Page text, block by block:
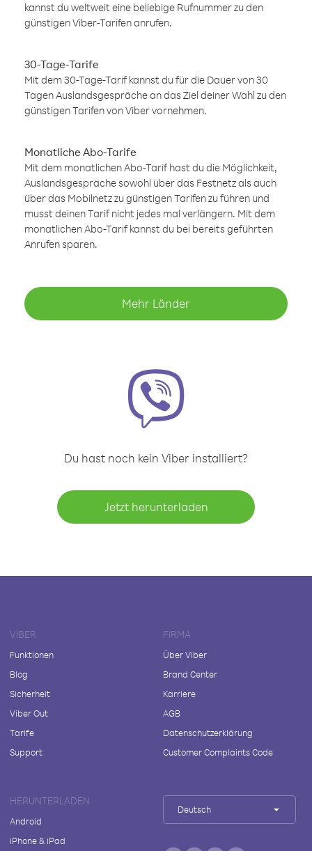
kannst du weltweit eine beliebige Rufnummer zu den
günstigen Viber-Tarifen anrufen.
30-Tage-Tarife
Mit dem 30-Tage-Tarif kannst du für die Dauer von 30
Tagen Auslandsgespräche an das Ziel deiner Wahl zu den
günstigen Tarifen von Viber vornehmen.
Monatliche Abo-Tarife
Mit dem monatlichen Abo-Tarif hast du die Möglichkeit,
Auslandsgespräche sowohl über das Festnetz als auch
über das Mobilnetz zu günstigen Tarifen zu führen und
musst deinen Tarif nicht jedes mal verlängern. Mit dem
monatlichen Abo-Tarif kannst du bei bereits geführten
Anrufen sparen.
Mehr Länder
Du hast noch kein Viber installiert?
Jetzt herunterladen
VIBER
Funktionen
Blog
Sicherheit
Viber Out
Tarife
Support
FIRMA
Über Viber
Brand Center
Karriere
AGB
Datenschutzerklärung
Customer Complaints Code
HERUNTERLADEN
Android
iPhone & iPad
Deutsch